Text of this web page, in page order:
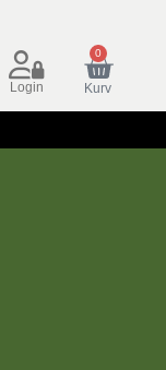
Login
0
Kurv